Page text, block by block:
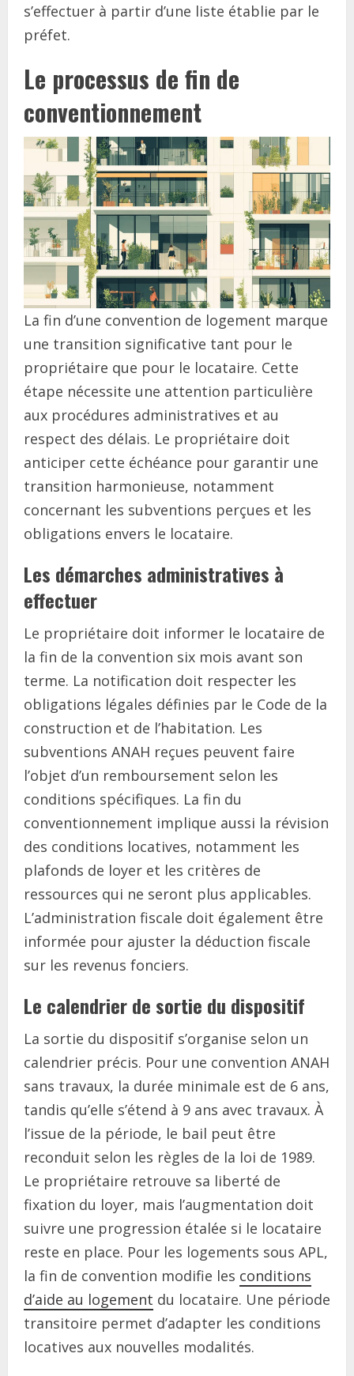
s’effectuer à partir d’une liste établie par le
préfet.
Le processus de fin de
conventionnement
La fin d’une convention de logement marque
une transition significative tant pour le
propriétaire que pour le locataire. Cette
étape nécessite une attention particulière
aux procédures administratives et au
respect des délais. Le propriétaire doit
anticiper cette échéance pour garantir une
transition harmonieuse, notamment
concernant les subventions perçues et les
obligations envers le locataire.
Les démarches administratives à
effectuer
Le propriétaire doit informer le locataire de
la fin de la convention six mois avant son
terme. La notification doit respecter les
obligations légales définies par le Code de la
construction et de l’habitation. Les
subventions ANAH reçues peuvent faire
l’objet d’un remboursement selon les
conditions spécifiques. La fin du
conventionnement implique aussi la révision
des conditions locatives, notamment les
plafonds de loyer et les critères de
ressources qui ne seront plus applicables.
L’administration fiscale doit également être
informée pour ajuster la déduction fiscale
sur les revenus fonciers.
Le calendrier de sortie du dispositif
La sortie du dispositif s’organise selon un
calendrier précis. Pour une convention ANAH
sans travaux, la durée minimale est de 6 ans,
tandis qu’elle s’étend à 9 ans avec travaux. À
l’issue de la période, le bail peut être
reconduit selon les règles de la loi de 1989.
Le propriétaire retrouve sa liberté de
fixation du loyer, mais l’augmentation doit
suivre une progression étalée si le locataire
reste en place. Pour les logements sous APL,
la fin de convention modifie les conditions
d’aide au logement du locataire. Une période
transitoire permet d’adapter les conditions
locatives aux nouvelles modalités.